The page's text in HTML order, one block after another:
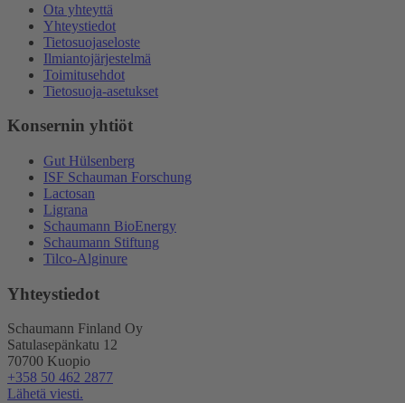
Ota yhteyttä
Yhteystiedot
Tietosuojaseloste
Ilmiantojärjestelmä
Toimitusehdot
Tietosuoja-asetukset
Konsernin yhtiöt
Gut Hülsenberg
ISF Schauman Forschung
Lactosan
Ligrana
Schaumann BioEnergy
Schaumann Stiftung
Tilco-Alginure
Yhteystiedot
Schaumann Finland Oy
Satulasepänkatu 12
70700 Kuopio
+358 50 462 2877
Lähetä viesti.